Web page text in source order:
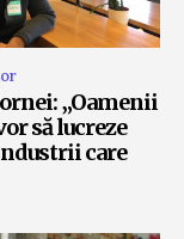
„Oamenii
să lucreze
care